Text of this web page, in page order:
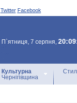
Twitter Facebook
П`ятниця, 7 серпня,
Культурна
Чернігівщина